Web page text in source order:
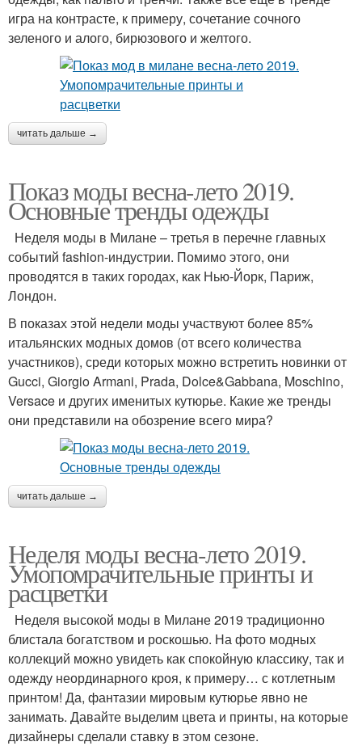
игра на контрасте, к примеру, сочетание сочного
зеленого и алого, бирюзового и желтого.
читать дальше →
Показ моды весна-лето 2019.
Основные тренды одежды
Неделя моды в Милане – третья в перечне главных
событий fashion-индустрии. Помимо этого, они
проводятся в таких городах, как Нью-Йорк, Париж,
Лондон.
В показах этой недели моды участвуют более 85%
итальянских модных домов (от всего количества
участников), среди которых можно встретить новинки от
Gucci, Giorgio Armani, Prada, Dolce&Gabbana, Moschino,
Versace и других именитых кутюрье. Какие же тренды
они представили на обозрение всего мира?
читать дальше →
Неделя моды весна-лето 2019.
Умопомрачительные принты и
расцветки
Неделя высокой моды в Милане 2019 традиционно
блистала богатством и роскошью. На фото модных
коллекций можно увидеть как спокойную классику, так и
одежду неординарного кроя, к примеру… с котлетным
принтом! Да, фантазии мировым кутюрье явно не
занимать. Давайте выделим цвета и принты, на которые
дизайнеры сделали ставку в этом сезоне.